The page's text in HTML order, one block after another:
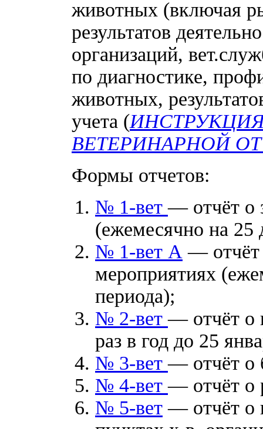
животных (включая
результатов
организаций,
по диагностике,
животных,
учета (
ВЕТЕРИНАРНОЙ
Формы отчетов:
№ 1-вет— отчёт о
(ежемесячно на 25
№ 1-вет А — отчёт
мероприятиях (
периода);
№ 2-вет— отчёт о
раз в год до 25
№ 3-вет— отчёт о
№ 4-вет— отчёт о
№ 5-вет — отчёт о